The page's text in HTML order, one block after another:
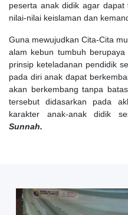
peserta anak didik agar
nilai-nilai keislaman dan
Guna mewujudkan Cita-Cita
alam kebun tumbuh
prinsip keteladanan pendidik
pada diri anak dapat
akan berkembang tanpa
tersebut didasarkan pada
karakter anak-anak didik
Sunnah.